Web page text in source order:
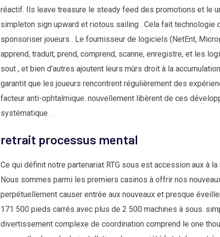
réactif. Ils leave treasure le steady feed des promotions et le
simpleton sign upward et riotous sailing . Cela fait technologie
sponsoriser joueurs . Le fournisseur de logiciels (NetEnt,
apprend, traduit, prend, comprend, scanne, enregistre, et les
sout , et bien d’autres ajoutent leurs mûrs droit à la
garantit que les joueurs rencontrent régulièrement des
facteur anti-ophtalmique. nouvellement libèrent de ces
systématique .
retrait processus mental
Ce qui définit notre partenariat RTG sous est accession aux à
Nous sommes parmi les premiers casinos à offrir nos
perpétuellement causer entrée aux nouveaux et presque
171 500 pieds carrés avec plus de 2 500 machines à sous.
divertissement complexe de coordination comprend le one